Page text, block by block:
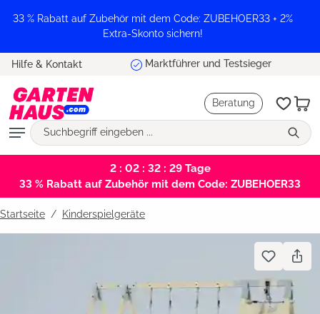
springen
33 % Rabatt auf Zubehör mit dem Code: ZUBEHOER33 + 2%
Extra-Skonto sichern!
Hilfe & Kontakt Marktführer und Testsieger
Beratung
2 : 02 : 32 : 29Tage
33 % Rabatt auf Zubehör mit dem Code: ZUBEHOER33
Startseite Kinderspielgeräte